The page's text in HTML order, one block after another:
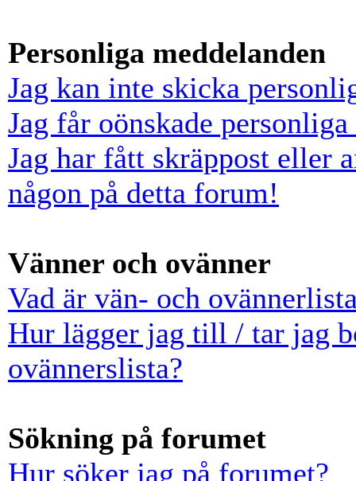
Personliga meddelanden
Jag kan inte skicka
Jag får oönskade
Jag har fått skräppost eller
någon på detta forum!
Vänner och ovänner
Vad är vän- och
Hur lägger jag till / tar jag
ovännerslista?
Sökning på forumet
Hur söker jag på forumet?